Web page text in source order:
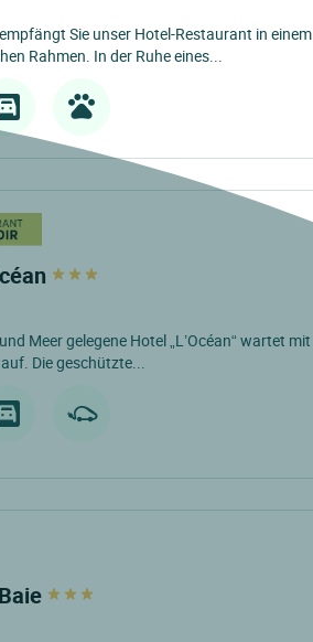
Sie unser Hotel-Restaurant in einem
Rahmen. In der Ruhe eines...
Meer gelegene Hotel „L’Océan“ wartet mit
Die geschützte...